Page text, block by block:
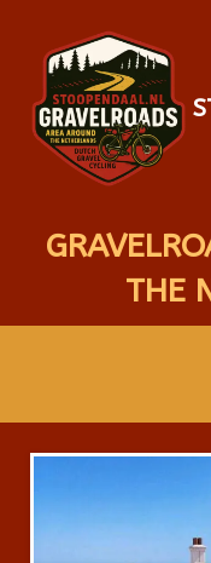
THE